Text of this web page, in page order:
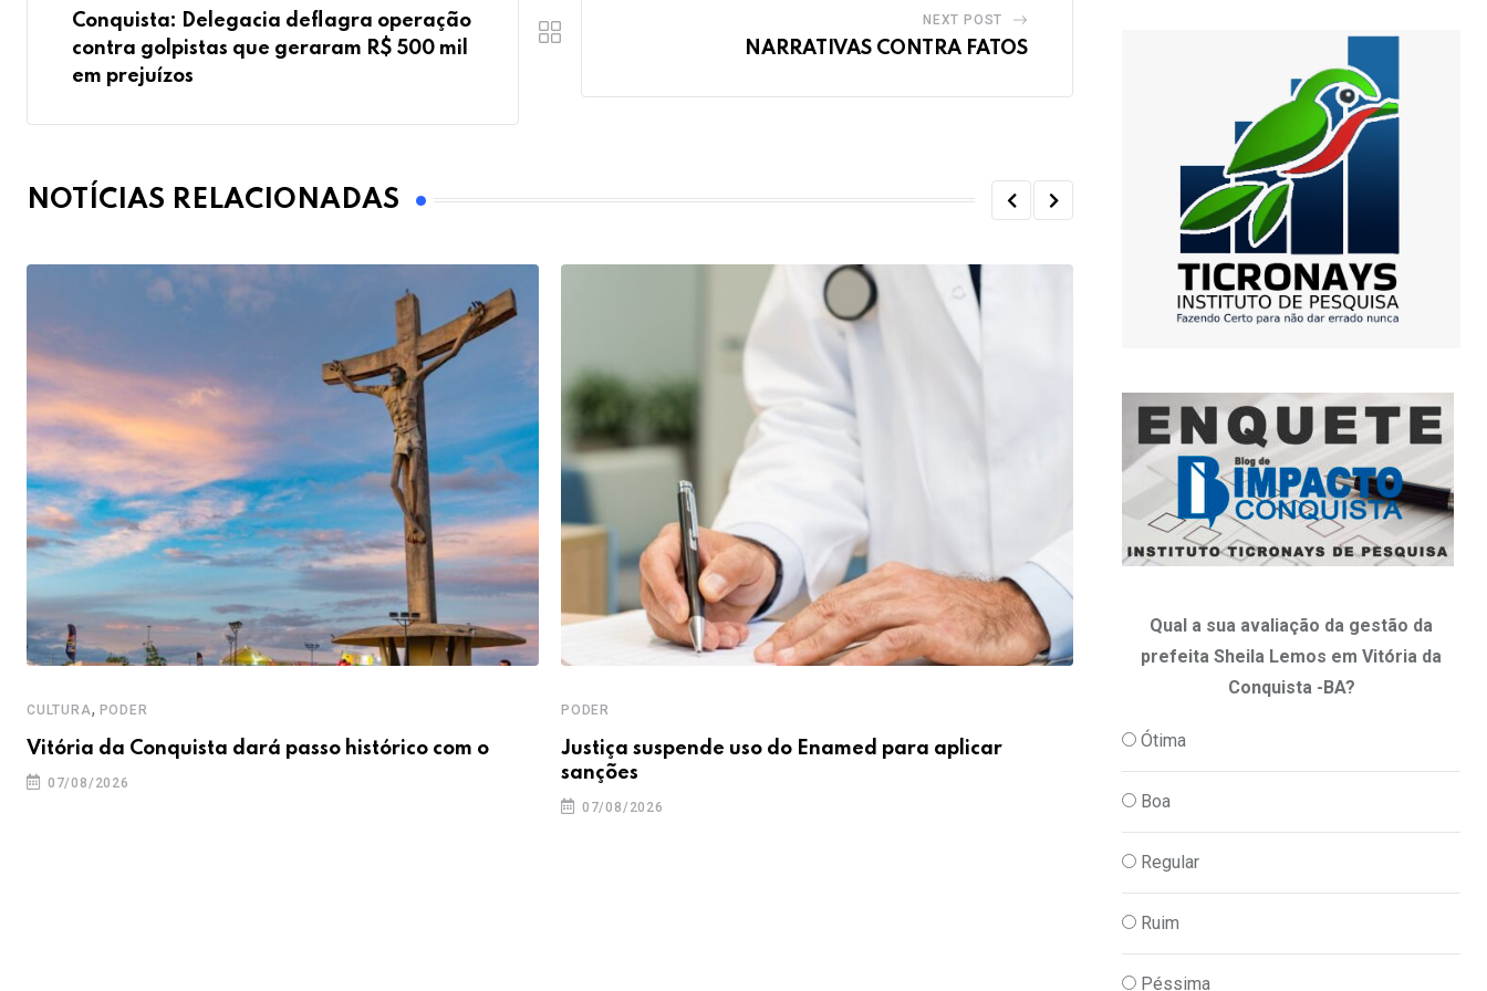
Conquista: Delegacia deflagra operação
contra golpistas que geraram R$ 500 mil
em prejuízos
NEXT POST
NARRATIVAS CONTRA FATOS
NOTÍCIAS RELACIONADAS
CULTURA, PODER
Vitória da Conquista dará passo histórico com o
07/08/2026
PODER
Justiça suspende uso do Enamed para aplicar
sanções
07/08/2026
DNIT autoriza aumento de quase R$ 4
Qual a sua avaliação da gestão da
prefeita Sheila Lemos em Vitória da
Conquista -BA?
Ótima
Boa
Regular
Ruim
Péssima